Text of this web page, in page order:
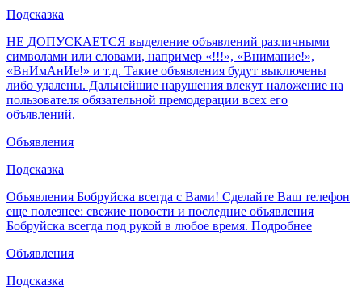
Подсказка
НЕ ДОПУСКАЕТСЯ выделение объявлений различными
символами или словами, например «!!!», «Внимание!»,
«ВнИмАнИе!» и т.д. Такие объявления будут выключены
либо удалены. Дальнейшие нарушения влекут наложение на
пользователя обязательной премодерации всех его
объявлений.
Объявления
Подсказка
Объявления Бобруйска всегда с Вами! Сделайте Ваш телефон
еще полезнее: свежие новости и последние объявления
Бобруйска всегда под рукой в любое время. Подробнее
Объявления
Подсказка